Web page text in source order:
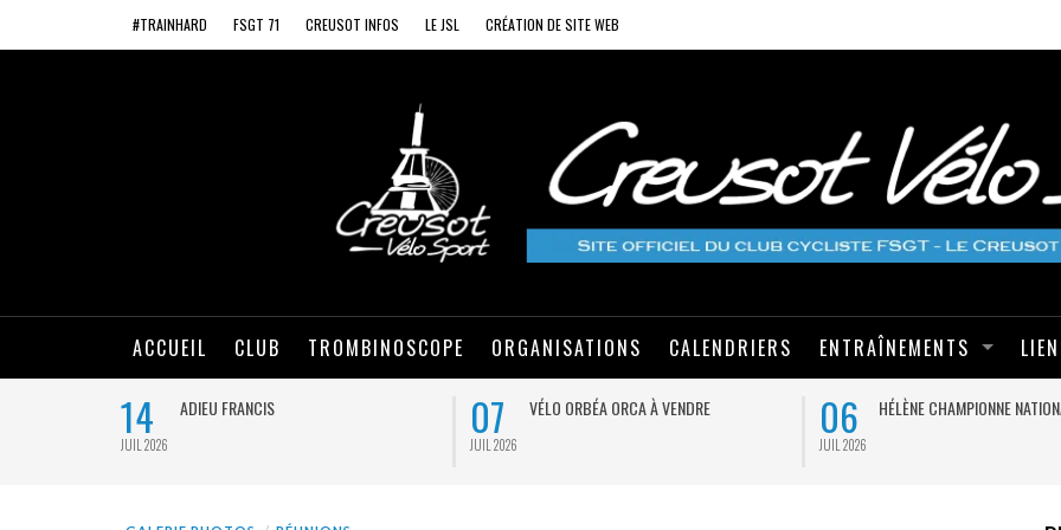
#TRAINHARD FSGT 71 CREUSOT INFOS LE JSL CRÉATION DE SITE WEB
ACCUEIL CLUB TROMBINOSCOPE ORGANISATIONS CALENDRIERS ENTRAÎNEMENTS
14
JUIL 2026
ADIEU FRANCIS 07
JUIL 2026
VÉLO ORBÉA ORCA À VENDRE 06
JUIL 2026
HÉLÈNE CHAMPIONNE